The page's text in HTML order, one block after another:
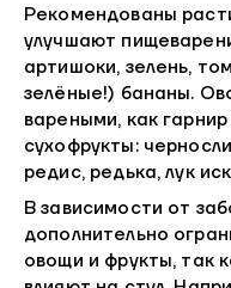
Рекомендованы
улучшают
артишоки, зелень,
зелёные!) бананы.
вареными, как
сухофрукты:
редис, редька, лук
В зависимости от
дополнительно
овощи и фрукты, так